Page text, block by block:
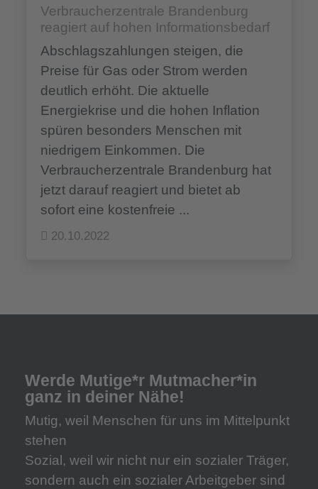
Verbraucherzentrale Brandenburg
reagiert auf hohen Informationsbedarf
Abschlagszahlungen steigen, die
Preise für Gas oder Strom werden
deutlich erhöht. Die aktuelle
Energiekrise und die hohen Inflation
spüren besonders Menschen mit
niedrigem Einkommen. Die
Verbraucherzentrale Brandenburg hat
jetzt darauf reagiert und bietet ab
sofort eine kostenfreie ...
20.10.2022
Werde Mutige*r Mutmacher*in
ganz in deiner Nähe!
Mutig, weil Menschen für uns im Mittelpunkt
stehen
Sozial, weil wir nicht nur ein sozialer Träger,
sondern auch ein sozialer Arbeitgeber sind